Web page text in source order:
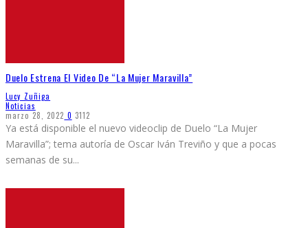
Duelo Estrena El Video De “La Mujer Maravilla”
Lucy Zuñiga
Noticias
marzo 28, 2022 0 3112
Ya está disponible el nuevo videoclip de Duelo “La Mujer
Maravilla”; tema autoría de Oscar Iván Treviño y que a pocas
semanas de su...